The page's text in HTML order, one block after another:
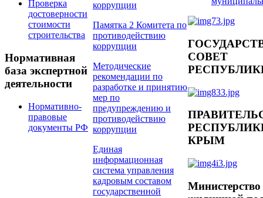
Проверка
достоверности
стоимости
строительства
Нормативная
база экспертной
деятельности
Нормативно-
правовые
документы РФ
коррупции
Памятка 2 Комитета по
противодействию
коррупции
Методические
рекомендации по
разработке и принятию
мер по
предупреждению и
противодействию
коррупции
Единая
информационная
система управления
кадровым составом
государственной
СОВЕТ
КРЫМ
Министерство